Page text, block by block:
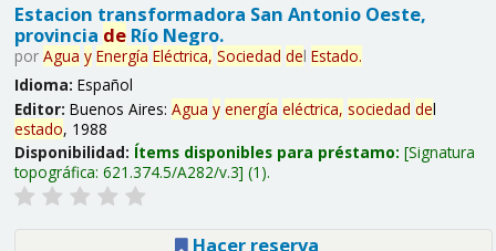
Estacion transformadora San Antonio Oeste,
provincia deRío Negro.
por Agua y Energía Eléctrica, Sociedad del Estado.
Idioma: Español
Editor: Buenos Aires: Agua y energía eléctrica, sociedad del
estado, 1988
Disponibilidad: Ítems disponibles para préstamo: Signatura
topográfica: 621.374.5/A282/v.3 (1).
Hacer reserva